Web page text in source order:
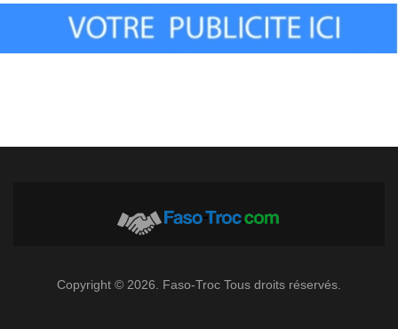
Copyright © 2026. Faso-Troc Tous droits réservés.